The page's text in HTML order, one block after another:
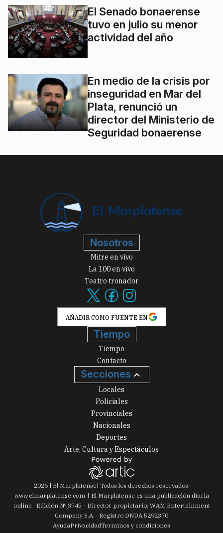
El Senado bonaerense
tuvo en julio su menor
actividad del año
En medio de la crisis por
inseguridad en Mar del
Plata, renunció un
director del Ministerio de
Seguridad bonaerense
Nosotros
Mitre en vivo
La 100 en vivo
Teatro tronador
AÑADIR COMO FUENTE EN
Tiempo
Tiempo
Contacto
Secciones
Locales
Policiales
Provinciales
Nacionales
Deportes
Arte, Cultura y Espectáculos
2026| El Marplatense| Todos los derechos reservados:
www.elmarplatense.com
El Marplatense es una publicación diaria
online · Edición Nº 3745 - Director propietario: WAM Entertainment
Company S.A. · Registro DNDA 5292370
AyudaPrivacidadTerminos y condiciones